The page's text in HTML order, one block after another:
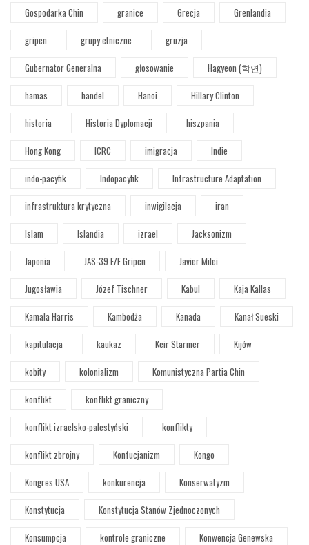
Gospodarka Chin
granice Grecja
Grenlandia
gripen
grupy etniczne
gruzja
Gubernator Generalna
głosowanie
Hagyeon (학연)
hamas
handel Hanoi
Hillary Clinton
historia
Historia Dyplomacji
hiszpania
Hong Kong
ICRC imigracja
Indie
indo-pacyfik
Indopacyfik
Infrastructure Adaptation
infrastruktura krytyczna
inwigilacja
iran
Islam
Islandia izrael
Jacksonizm
Japonia
JAS-39 E/F Gripen
Javier Milei
Jugosławia
Józef Tischner Kabul
Kaja Kallas
Kamala Harris
Kambodża Kanada
Kanał Sueski
kapitulacja
kaukaz Keir Starmer
Kijów
kobity
kolonializm
Komunistyczna Partia Chin
konflikt
konflikt graniczny
konflikt izraelsko-palestyński
konflikty
konflikt zbrojny
Konfucjanizm
Kongo
Kongres USA
konkurencja
Konserwatyzm
Konstytucja
Konstytucja Stanów Zjednoczonych
Konsumpcja
kontrole graniczne
Konwencja Genewska